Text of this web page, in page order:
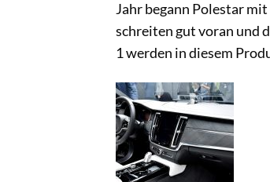
Jahr begann Polestar
schreiten gut voran und
1 werden in diesem